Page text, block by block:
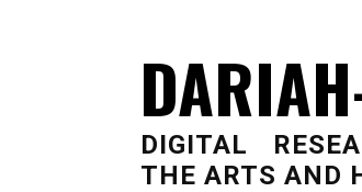
DIGITAL
THE ARTS AND